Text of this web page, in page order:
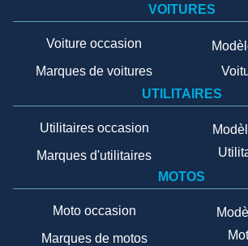
VOITURES
Voiture occasion
Marques de voitures
UTILITAIRES
Utilitaires occasion
Marques d'utilitaires
MOTOS
Moto occasion
Marques de motos